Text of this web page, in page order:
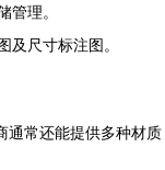
管理。
及尺寸标注图。
通常还能提供多种材质